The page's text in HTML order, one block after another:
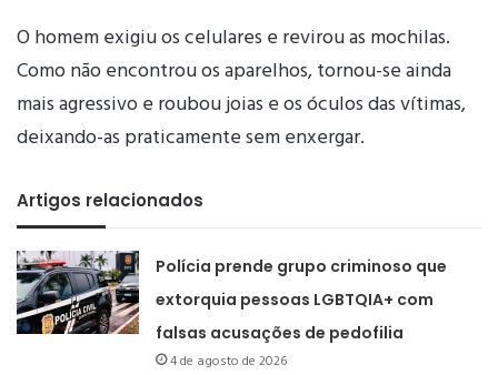
O homem exigiu os celulares e revirou as mochilas.
Como não encontrou os aparelhos, tornou-se ainda
mais agressivo e roubou joias e os óculos das vítimas,
deixando-as praticamente sem enxergar.
Artigos relacionados
Polícia prende grupo criminoso que
extorquia pessoas LGBTQIA+ com
falsas acusações de pedofilia
4 de agosto de 2026